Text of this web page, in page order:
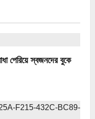
পেরিয়ে স্বজনদের বুকে